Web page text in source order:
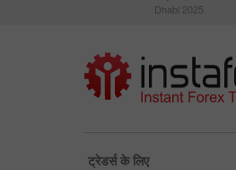
Dhabi 2025
ट्रेडर्स के लिए